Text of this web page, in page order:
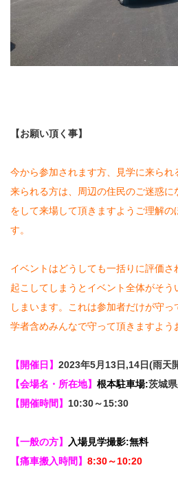
【お願い頂く事】
今から参加されます方、見学に来られ
来られる方は、周辺の住民のご迷惑
をして来場して頂きますようご理解の
す。
イベントはどうしても一括りに評価
起こしてしまうとイベント全体がそ
しまいます。これは参加者だけが守
学者含めみんなで守って頂きますよう
【開催日】 2023年5月13日,14日(雨天
【会場名・所在地】 根本駐車場:茨城
【開催時間】 10:30～15:30
【一般の方】 入場見学撮影:無料
【痛車搬入時間】 8:30～10:20